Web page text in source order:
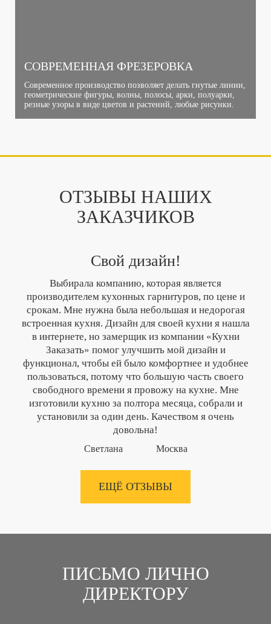
СОВРЕМЕННАЯ ФРЕЗЕРОВКА
Современное производство позволяет делать гнутые линии,
геометрические фигуры, волны, полосы, арки, полуарки,
резные узоры в виде цветов и растений, любые рисунки.
ОТЗЫВЫ НАШИХ
ЗАКАЗЧИКОВ
Свой дизайн!
Выбирала компанию, которая является
производителем кухонных гарнитуров, по цене и
срокам. Мне нужна была небольшая и недорогая
встроенная кухня. Дизайн для своей кухни я нашла
в интернете, но замерщик из компании «Кухни
Заказать» помог улучшить мой дизайн и
функционал, чтобы ей было комфортнее и удобнее
пользоваться, потому что большую часть своего
свободного времени я провожу на кухне. Мне
изготовили кухню за полтора месяца, собрали и
установили за один день. Качеством я очень
довольна!
Светлана Москва
ЕЩЁ ОТЗЫВЫ
ПИСЬМО ЛИЧНО
ДИРЕКТОРУ